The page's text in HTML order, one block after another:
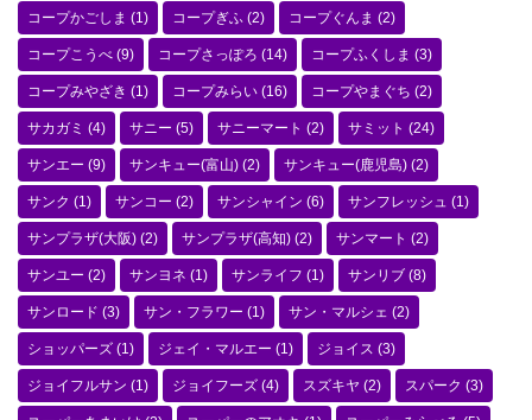
コープかごしま (1) コープぎふ (2) コープぐんま (2)
コープこうべ (9) コープさっぽろ (14) コープふくしま (3)
コープみやざき (1) コープみらい (16) コープやまぐち (2)
サカガミ (4) サニー (5) サニーマート (2) サミット (24)
サンエー (9) サンキュー(富山) (2) サンキュー(鹿児島) (2)
サンク (1) サンコー (2) サンシャイン (6) サンフレッシュ (1)
サンプラザ(大阪) (2) サンプラザ(高知) (2) サンマート (2)
サンユー (2) サンヨネ (1) サンライフ (1) サンリブ (8)
サンロード (3) サン・フラワー (1) サン・マルシェ (2)
ショッパーズ (1) ジェイ・マルエー (1) ジョイス (3)
ジョイフルサン (1) ジョイフーズ (4) スズキヤ (2) スパーク (3)